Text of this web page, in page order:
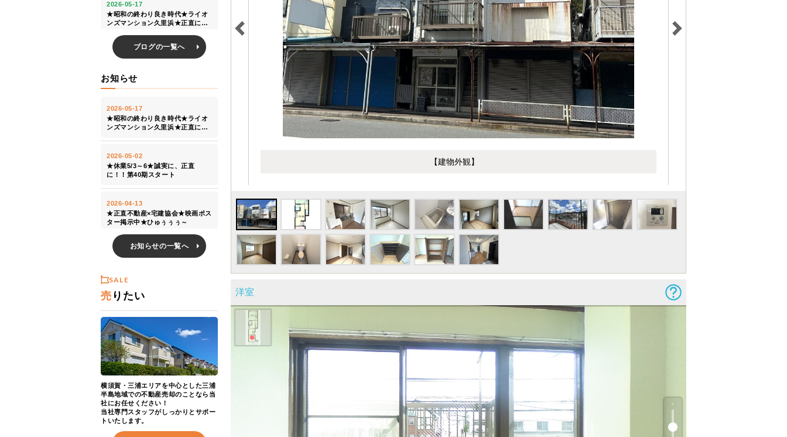
【建物外観】
ブログの一覧へ
お知らせ
お知らせの一覧へ
SALE
売 りたい
横須賀・三浦エリアを中心とした三浦
半島地域での不動産売却のことなら当
社にお任せください！
当社専門スタッフがしっかりとサポー
トいたします。